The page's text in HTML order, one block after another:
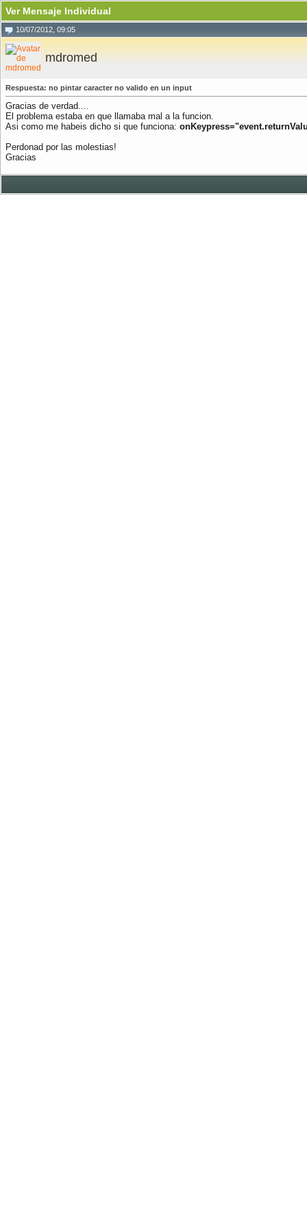
Ver Mensaje Individual
10/07/2012, 09:05
mdromed
Respuesta: no pintar caracter no valido en un input
Gracias de verdad....
El problema estaba en que llamaba mal a la funcion.
Asi como me habeis dicho si que funciona:
Perdonad por las molestias!
Gracias